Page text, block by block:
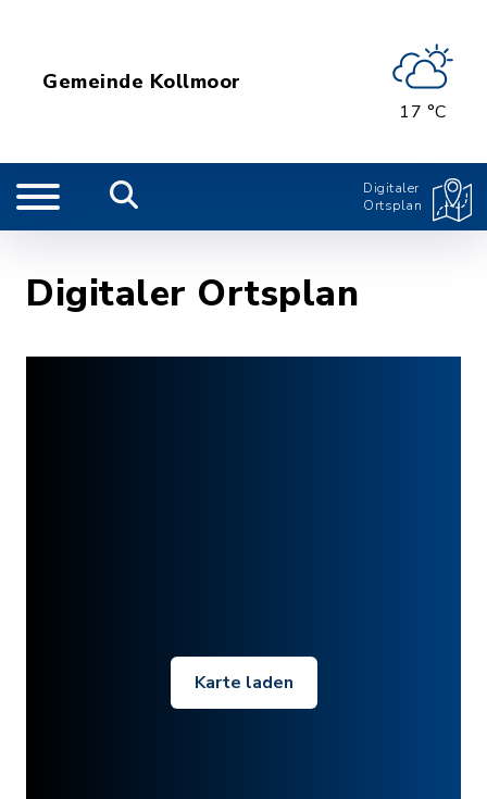
Gemeinde Kollmoor
17 °C
Digitaler
Ortsplan
Digitaler Ortsplan
Karte laden